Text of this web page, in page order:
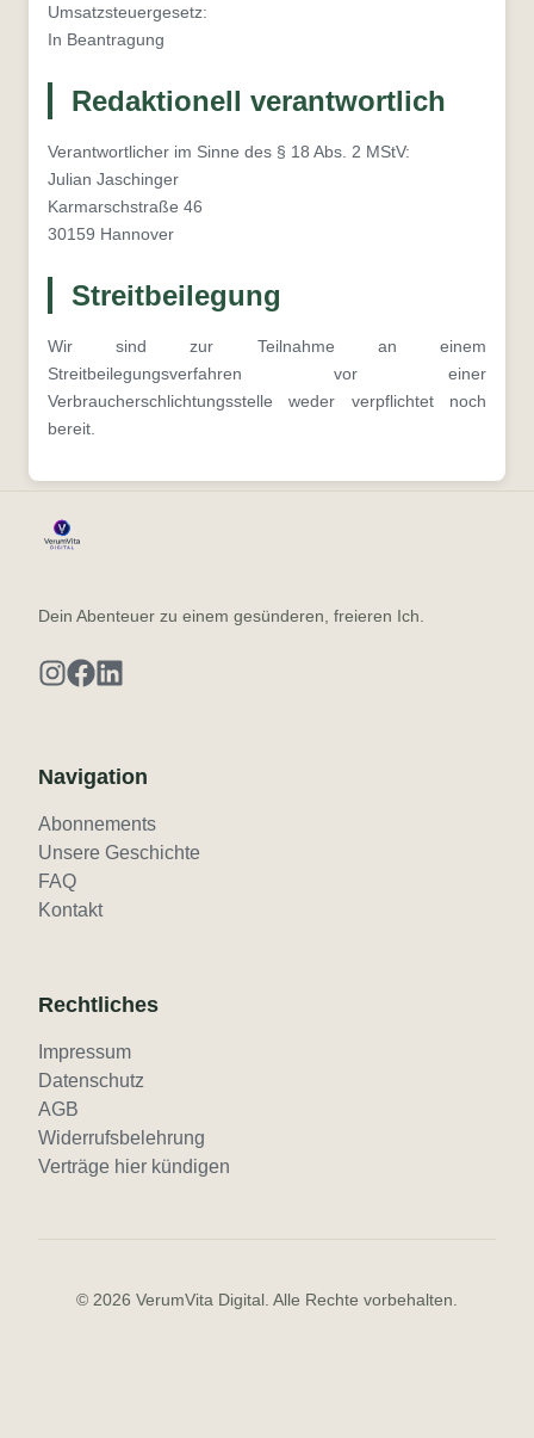
Umsatzsteuergesetz:
In Beantragung
Redaktionell verantwortlich
Verantwortlicher im Sinne des § 18 Abs. 2 MStV:
Julian Jaschinger
Karmarschstraße 46
30159 Hannover
Streitbeilegung
Wir sind zur Teilnahme an einem
Streitbeilegungsverfahren vor einer
Verbraucherschlichtungsstelle weder verpflichtet noch
bereit.
Dein Abenteuer zu einem gesünderen, freieren Ich.
Navigation
Abonnements
Unsere Geschichte
FAQ
Kontakt
Rechtliches
Impressum
Datenschutz
AGB
Widerrufsbelehrung
Verträge hier kündigen
© 2026 VerumVita Digital. Alle Rechte vorbehalten.